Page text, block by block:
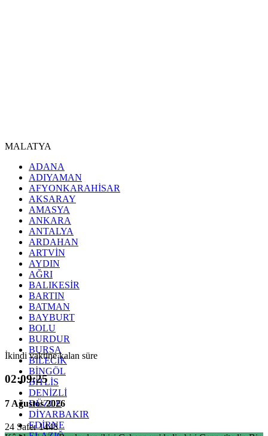
MALATYA
ADANA
ADIYAMAN
AFYONKARAHİSAR
AKSARAY
AMASYA
ANKARA
ANTALYA
ARDAHAN
ARTVİN
AYDIN
AĞRI
BALIKESİR
BARTIN
BATMAN
BAYBURT
BOLU
BURDUR
BURSA
BİLECİK
BİNGÖL
BİTLİS
DENİZLİ
DÜZCE
DİYARBAKIR
EDİRNE
İkindi vaktine kalan süre
02:09:24
7 Ağustos 2026
24 Safer 1448